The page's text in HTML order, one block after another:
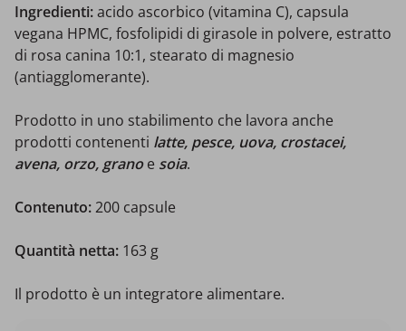
Ingredienti:acido ascorbico (vitamina C), capsula
vegana HPMC, fosfolipidi di girasole in polvere, estratto
di rosa canina 10:1, stearato di magnesio
(antiagglomerante).
Prodotto in uno stabilimento che lavora anche
prodotti contenenti latte, pesce, uova, crostacei,
avena, orzo, granoe soia.
Contenuto:200 capsule
Quantità netta: 163 g
Il prodotto è un integratore alimentare.